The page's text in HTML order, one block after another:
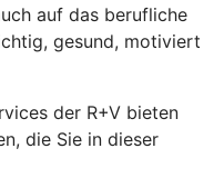
auf das berufliche
gesund, motiviert
der R+V bieten
die Sie in dieser